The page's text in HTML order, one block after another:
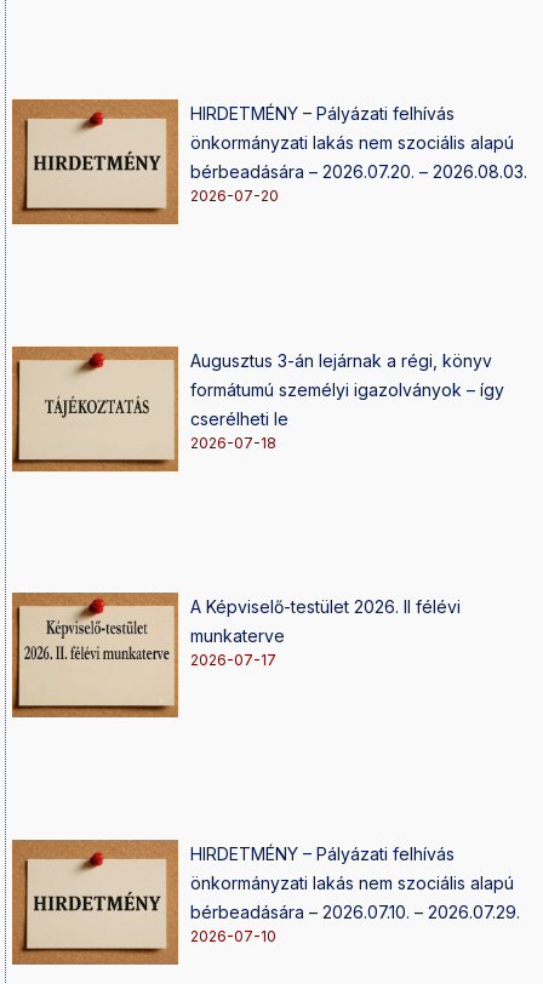
HIRDETMÉNY – Pályázati felhívás
önkormányzati lakás nem szociális alapú
bérbeadására – 2026.07.20. – 2026.08.03.
2026-07-20
Augusztus 3-án lejárnak a régi, könyv
formátumú személyi igazolványok – így
cserélheti le
2026-07-18
A Képviselő-testület 2026. II félévi
munkaterve
2026-07-17
HIRDETMÉNY – Pályázati felhívás
önkormányzati lakás nem szociális alapú
bérbeadására – 2026.07.10. – 2026.07.29.
2026-07-10